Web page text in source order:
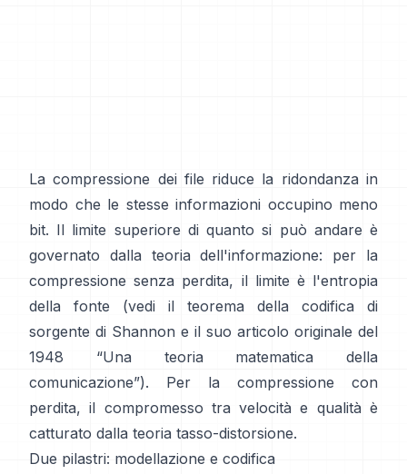
La compressione dei file riduce la ridondanza in
modo che le stesse informazioni occupino meno
bit. Il limite superiore di quanto si può andare è
governato dalla teoria dell'informazione: per la
compressione senza perdita, il limite è l'entropia
della fonte (vedi il
teorema della codifica di
sorgente di Shannon e il suo articolo originale del
1948
“Una teoria matematica della
comunicazione”). Per la compressione con
perdita, il compromesso tra velocità e qualità è
catturato dalla teoria tasso-distorsione.
Due pilastri: modellazione e codifica